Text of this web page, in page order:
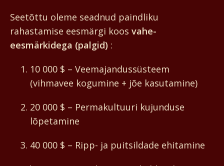
Seetõttu oleme seadnud paindliku
rahastamise eesmärgi koos vahe-
eesmärkidega (palgid) :
10 000 $ – Veemajandussüsteem
(vihmavee kogumine + jõe kasutamine)
20 000 $ – Permakultuuri kujunduse
lõpetamine
40 000 $ – Ripp- ja puitsildade ehitamine